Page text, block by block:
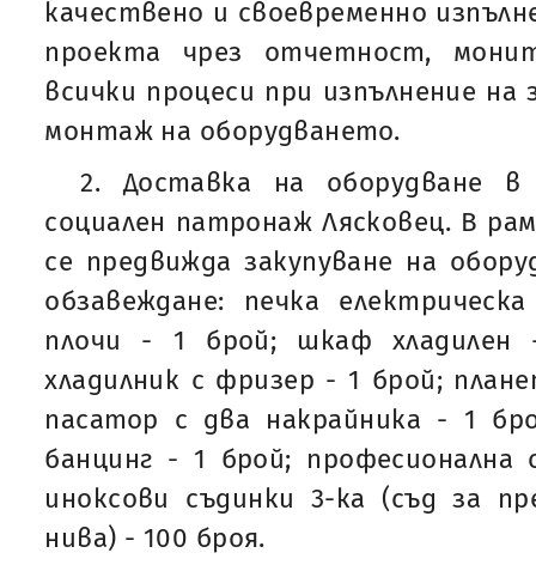
качествено и своевременно
проекта чрез отчетност,
всички процеси при изпълнение на
монтаж на оборудването.
2. Доставка на оборудване
социален патронаж Лясковец. В
се предвижда закупуване на
обзавеждане: печка
плочи - 1 брой; шкаф хладилен
хладилник с фризер - 1 брой;
пасатор с два накрайника - 1
банцинг - 1 брой;
иноксови съдинки 3-ка (съд за
нива) - 100 броя.